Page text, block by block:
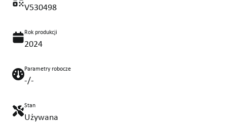
V530498
Rok produkcji
2024
Parametry robocze
-/-
Stan
Używana